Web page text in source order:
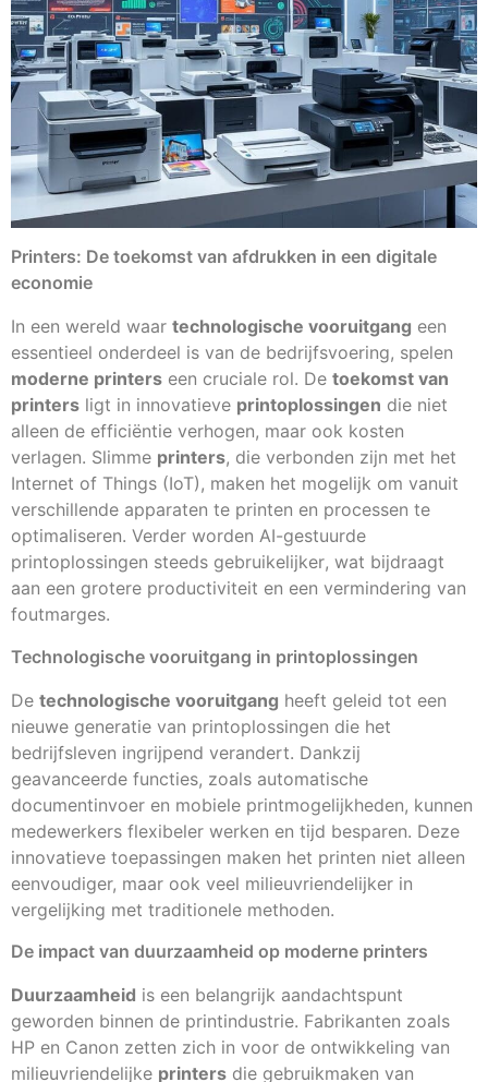
Printers: De toekomst van afdrukken in een digitale
economie
In een wereld waar technologische vooruitgang een
essentieel onderdeel is van de bedrijfsvoering, spelen
moderne printers een cruciale rol. De toekomst van
printers ligt in innovatieve printoplossingen die niet
alleen de efficiëntie verhogen, maar ook kosten
verlagen. Slimme printers, die verbonden zijn met het
Internet of Things (IoT), maken het mogelijk om vanuit
verschillende apparaten te printen en processen te
optimaliseren. Verder worden AI-gestuurde
printoplossingen steeds gebruikelijker, wat bijdraagt
aan een grotere productiviteit en een vermindering van
foutmarges.
Technologische vooruitgang in printoplossingen
De technologische vooruitgang heeft geleid tot een
nieuwe generatie van printoplossingen die het
bedrijfsleven ingrijpend verandert. Dankzij
geavanceerde functies, zoals automatische
documentinvoer en mobiele printmogelijkheden, kunnen
medewerkers flexibeler werken en tijd besparen. Deze
innovatieve toepassingen maken het printen niet alleen
eenvoudiger, maar ook veel milieuvriendelijker in
vergelijking met traditionele methoden.
De impact van duurzaamheid op moderne printers
Duurzaamheid is een belangrijk aandachtspunt
geworden binnen de printindustrie. Fabrikanten zoals
HP en Canon zetten zich in voor de ontwikkeling van
milieuvriendelijke printers die gebruikmaken van